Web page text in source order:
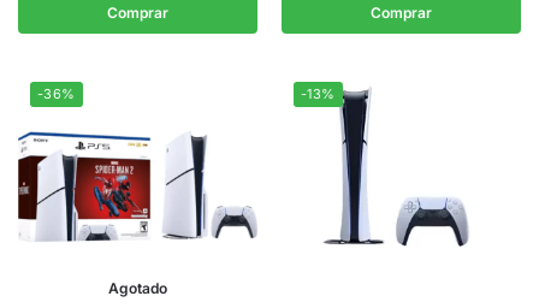
Comprar Comprar
-36%
Agotado
-13%